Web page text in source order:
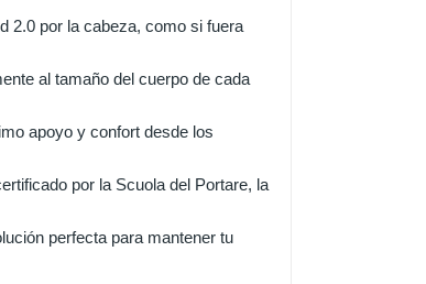
2.0 por la cabeza, como si fuera
al tamaño del cuerpo de cada
apoyo y confort desde los
por la Scuola del Portare, la
perfecta para mantener tu